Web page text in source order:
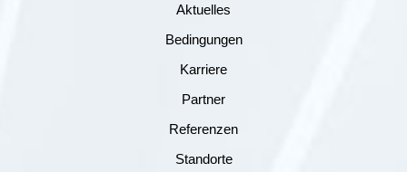
Aktuelles
Bedingungen
Karriere
Partner
Referenzen
Standorte